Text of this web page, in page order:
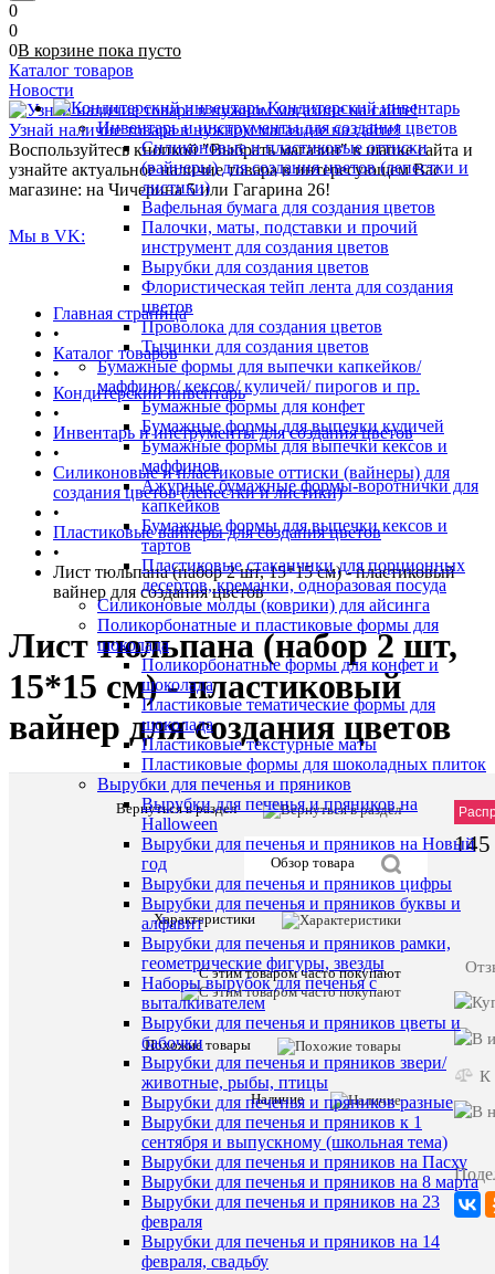
0
0
0В корзине пока пусто
Каталог товаров
Кондитерский инвентарь
Инвентарь и инструменты для создания цветов
Силиконовые и пластиковые оттиски
(вайнеры) для создания цветов (лепестки и
листики)
Вафельная бумага для создания цветов
Палочки, маты, подставки и прочий
инструмент для создания цветов
Вырубки для создания цветов
Флористическая тейп лента для создания
цветов
Проволока для создания цветов
Тычинки для создания цветов
Бумажные формы для выпечки капкейков/
маффинов/ кексов/ куличей/ пирогов и пр.
Бумажные формы для конфет
Бумажные формы для выпечки куличей
Бумажные формы для выпечки кексов и
маффинов
Ажурные бумажные формы-воротнички для
капкейков
Бумажные формы для выпечки кексов и
тартов
Пластиковые стаканчики для порционных
десертов, креманки, одноразовая посуда
Силиконовые молды (коврики) для айсинга
Поликорбонатные и пластиковые формы для
шоколада
Поликорбонатные формы для конфет и
шоколада
Пластиковые тематические формы для
шоколада
Пластиковые текстурные маты
Пластиковые формы для шоколадных плиток
Вырубки для печенья и пряников
Вырубки для печенья и пряников на
Halloween
Вырубки для печенья и пряников на Новый
год
Вырубки для печенья и пряников цифры
Вырубки для печенья и пряников буквы и
алфавит
Вырубки для печенья и пряников рамки,
геометрические фигуры, звезды
Наборы вырубок для печенья с
выталкивателем
Вырубки для печенья и пряников цветы и
бабочки
Вырубки для печенья и пряников звери/
животные, рыбы, птицы
Вырубки для печенья и пряников разные
Вырубки для печенья и пряников к 1
сентября и выпускному (школьная тема)
Вырубки для печенья и пряников на Пасху
Вырубки для печенья и пряников на 8 марта
Вырубки для печенья и пряников на 23
февраля
Вырубки для печенья и пряников на 14
февраля, свадьбу
Новости
Узнай наличие товара в нужном магазине на сайте!
Воспользуйтесь кнопкой "Выбрать магазин" в шапке сайта и
узнайте актуальное наличие товара в интересующем Вас
магазине: на Чичерина 5 или Гагарина 26!
Мы в VK:
Главная страница
•
Каталог товаров
•
Кондитерский инвентарь
•
Инвентарь и инструменты для создания цветов
•
Силиконовые и пластиковые оттиски (вайнеры) для
создания цветов (лепестки и листики)
•
Пластиковые вайнеры для создания цветов
•
Лист тюльпана (набор 2 шт, 15*15 см) - пластиковый
вайнер для создания цветов
Лист тюльпана (набор 2 шт,
15*15 см) - пластиковый
вайнер для создания цветов
Вернуться в раздел
Обзор товара
Характеристики
С этим товаром часто покупают
Похожие товары
Наличие
товара:
тюльпана
(набор
2
15*15
-
вайнер
для
создания
цветов
К